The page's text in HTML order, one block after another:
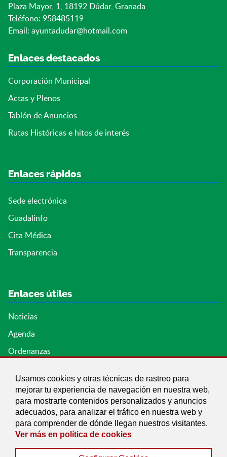
Usamos cookies y otras técnicas de rastreo para
mejorar tu experiencia de navegación en nuestra web,
para mostrarte contenidos personalizados y anuncios
adecuados, para analizar el tráfico en nuestra web y
para comprender de dónde llegan nuestros visitantes.
Ver más en política de cookies
Plaza Mayor, 1, 18192 Dúdar, Granada
Teléfono: 958485119
Email: ayuntadudar@hotmail.com
Enlaces destacados
Corporación Municipal
Actas y Plenos
Tablón de Anuncios
Rutas Históricas e hitos de interés
Enlaces rápidos
Sede electrónica
Guadalinfo
Cita Médica
Transparencia
Enlaces útiles
Noticias
Agenda
Ordenanzas